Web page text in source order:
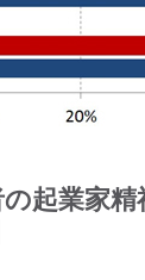
の起業家